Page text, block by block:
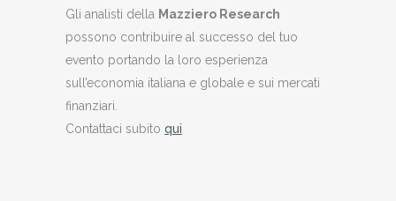
Gli analisti della Mazziero Research
possono contribuire al successo del tuo
evento portando la loro esperienza
sull’economia italiana e globale e sui mercati
finanziari.
Contattaci subito qui